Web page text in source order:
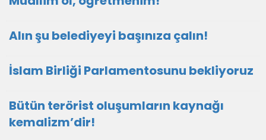
Alın şu belediyeyi başınıza çalın!
İslam Birliği Parlamentosunu bekliyoruz
Bütün terörist oluşumların kaynağı
kemalizm’dir!